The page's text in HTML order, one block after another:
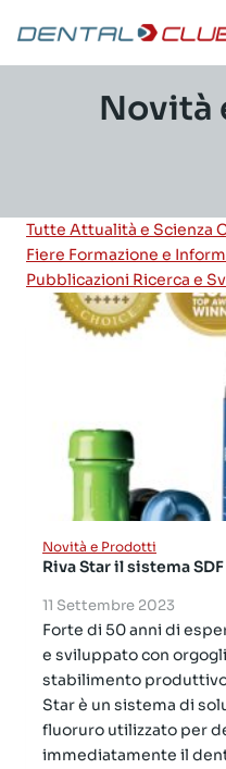
contenuto
Novità
Tutte Attualità e Scienza
Fiere Formazione e
Pubblicazioni Ricerca e
Novità e Prodotti
Riva Star il sistema
11 Settembre 2023
Forte di 50 anni di
e sviluppato con
stabilimento produttivo
Star è un sistema di
fluoruro utilizzato per
immediatamente il